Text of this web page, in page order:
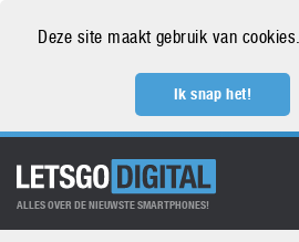
Deze site maakt gebruik van cookies.
Ik snap het!
ALLES OVER DE NIEUWSTE SMARTPHONES!